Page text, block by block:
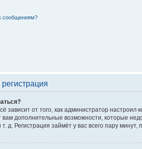
сообщениям?
зависит от того, как администратор
вам дополнительные возможности, которые
д. Регистрация займёт у вас всего пару